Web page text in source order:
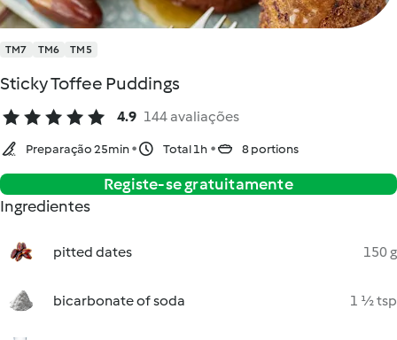
TM7 TM6 TM5
Sticky Toffee Puddings
4.9 144 avaliações
Preparação 25min Total 1h 8 portions
Registe-se gratuitamente
Ingredientes
pitted dates 150 g
bicarbonate of soda 1 ½ tsp